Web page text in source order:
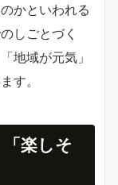
かといわれる
しごとづく
地域が元気」
す。
楽しそ